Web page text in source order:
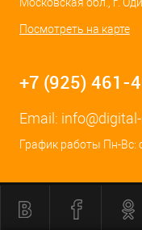
Посмотреть на карте
+7 (925) 461-
Email:
График работы Пн-Вс: